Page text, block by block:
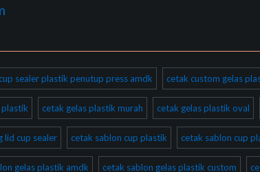
sealer plastik penutup press amdk cetak custom gelas
plastik cetak gelas plastik murah cetak gelas plastik oval
lid cup sealer cetak sablon cup plastik cetak sablon cup
gelas plastik amdk cetak sablon gelas plastik custom